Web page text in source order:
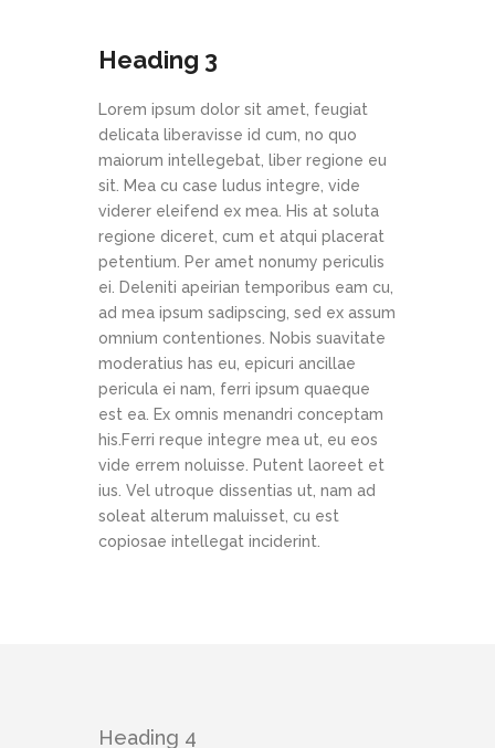
Heading 3
Lorem ipsum dolor sit amet, feugiat
delicata liberavisse id cum, no quo
maiorum intellegebat, liber regione eu
sit. Mea cu case ludus integre, vide
viderer eleifend ex mea. His at soluta
regione diceret, cum et atqui placerat
petentium. Per amet nonumy periculis
ei. Deleniti apeirian temporibus eam cu,
ad mea ipsum sadipscing, sed ex assum
omnium contentiones. Nobis suavitate
moderatius has eu, epicuri ancillae
pericula ei nam, ferri ipsum quaeque
est ea. Ex omnis menandri conceptam
his.Ferri reque integre mea ut, eu eos
vide errem noluisse. Putent laoreet et
ius. Vel utroque dissentias ut, nam ad
soleat alterum maluisset, cu est
copiosae intellegat inciderint.
Heading 4